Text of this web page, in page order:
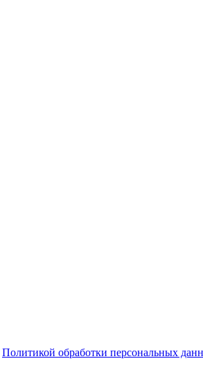
Политикой обработки персональных